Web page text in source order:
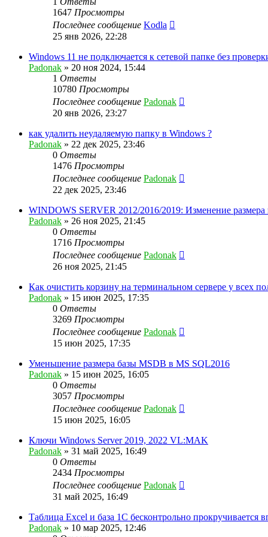
1647 Просмотры
Последнее сообщение Kodla
25 янв 2026, 22:28
Windows 11 не подключается к сетевой папке без
Padonak » 20 ноя 2024, 15:44
1 Ответы
10780 Просмотры
Последнее сообщение Padonak
20 янв 2026, 23:27
как удалить неудаляемую папку в Windows ?
Padonak » 22 дек 2025, 23:46
0 Ответы
1476 Просмотры
Последнее сообщение Padonak
22 дек 2025, 23:46
WINDOWS SERVER 2012/2016/2019: Изменение
Padonak » 26 ноя 2025, 21:45
0 Ответы
1716 Просмотры
Последнее сообщение Padonak
26 ноя 2025, 21:45
Как очистить корзину на терминальном сервере у всех
Padonak » 15 июн 2025, 17:35
0 Ответы
3269 Просмотры
Последнее сообщение Padonak
15 июн 2025, 17:35
Уменьшение размера базы MSDB в MS SQL2016
Padonak » 15 июн 2025, 16:05
0 Ответы
3057 Просмотры
Последнее сообщение Padonak
15 июн 2025, 16:05
Ключи Windows Server 2019, 2022 VL:MAK⁠⁠
Padonak » 31 май 2025, 16:49
0 Ответы
2434 Просмотры
Последнее сообщение Padonak
31 май 2025, 16:49
Таблица Excel и база 1С бесконтрольно прокручивается
Padonak » 10 мар 2025, 12:46